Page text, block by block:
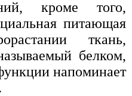
кроме того,
питающая
ткань,
белком,
напоминает